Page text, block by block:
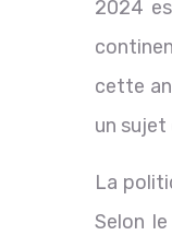
2024
cette
un sujet
La
Selon